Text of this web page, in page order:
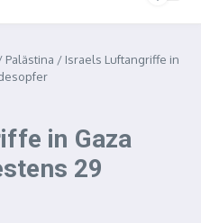
Palästina / Israels Luftangriffe in
in Gaza
29